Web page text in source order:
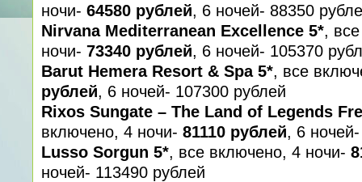
ночи- 64580 рублей, 6 ночей- 88350
Nirvana Mediterranean Excellence 5*,
ночи- 73340 рублей, 6 ночей- 105370
Barut Hemera Resort & Spa 5*, все
рублей, 6 ночей- 107300 рублей
Rixos Sungate – The Land of Legends
включено, 4 ночи- 81110 рублей, 6
Lusso Sorgun 5*, все включено, 4 ночи-
ночей- 113490 рублей